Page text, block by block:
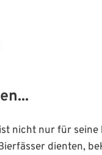
nicht nur für
dienten,